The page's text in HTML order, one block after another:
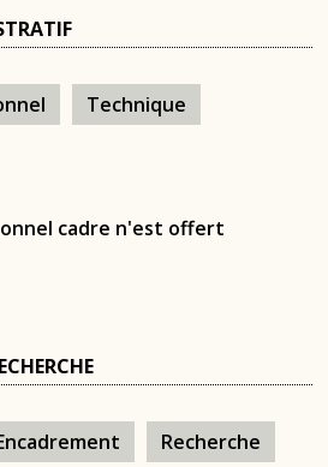
Technique
cadre n'est offert
Recherche